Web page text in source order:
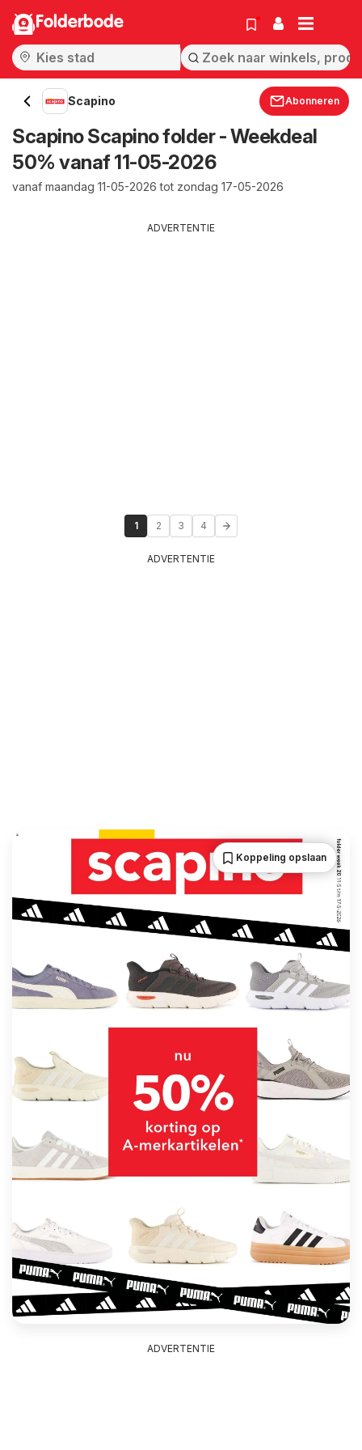
Folderbode
Scapino Abonneren
Scapino Scapino folder - Weekdeal
50% vanaf 11-05-2026
vanaf maandag 11-05-2026 tot zondag 17-05-2026
ADVERTENTIE
1 2 3 4
ADVERTENTIE
Koppeling opslaan
ADVERTENTIE